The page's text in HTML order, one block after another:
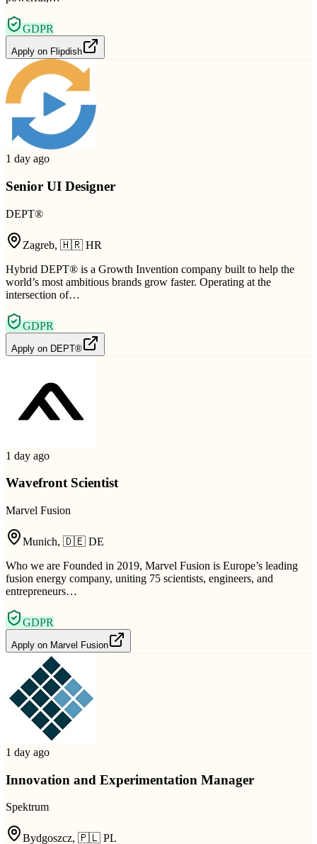
GDPR
Apply on Flipdish
1 day ago
Senior UI Designer
DEPT®
Zagreb, 🇭🇷 HR
Hybrid DEPT® is a Growth Invention company built to help the
world’s most ambitious brands grow faster. Operating at the
intersection of…
GDPR
Apply on DEPT®
1 day ago
Wavefront Scientist
Marvel Fusion
Munich, 🇩🇪 DE
Who we are Founded in 2019, Marvel Fusion is Europe’s leading
fusion energy company, uniting 75 scientists, engineers, and
entrepreneurs…
GDPR
Apply on Marvel Fusion
1 day ago
Innovation and Experimentation Manager
Spektrum
Bydgoszcz, 🇵🇱 PL